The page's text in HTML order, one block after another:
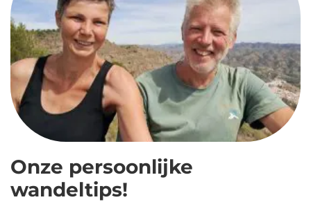
Onze persoonlijke
wandeltips!